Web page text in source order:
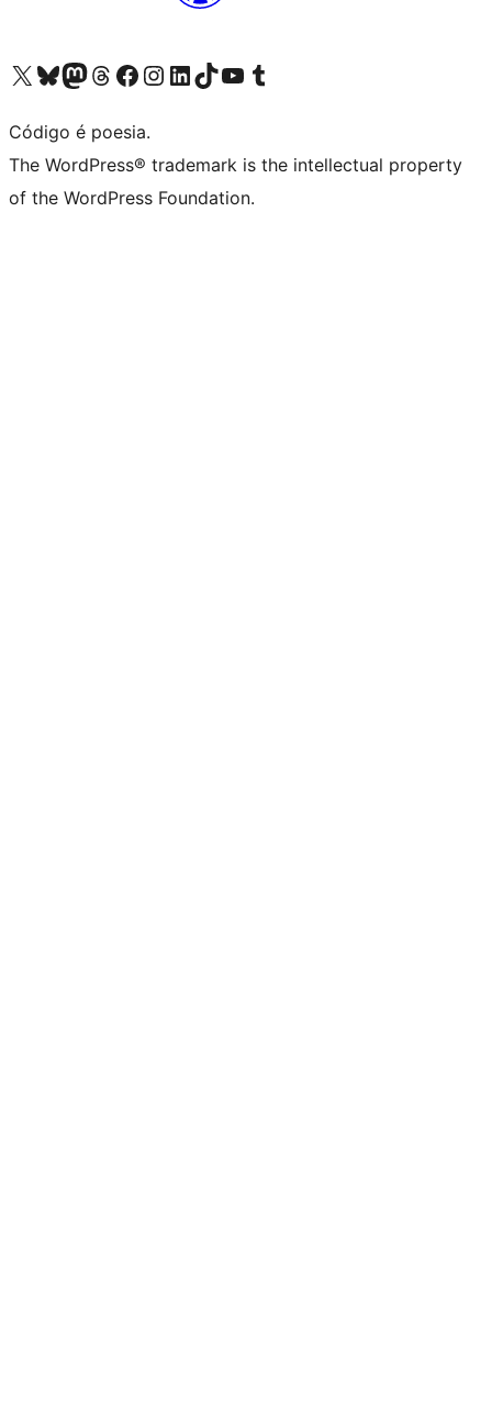
Visite a nossa conta X (antigo Twitter)
Visit our Bluesky account
Visit our Mastodon account
Visit our Threads account
Visite a nossa página do Facebook
Visite a nossa conta no Instagram
Visite a nossa conta no LinkedIn
Visit our TikTok account
Visit our YouTube channel
Visit our Tumblr account
Código é poesia.
The WordPress® trademark is the intellectual property
of the WordPress Foundation.